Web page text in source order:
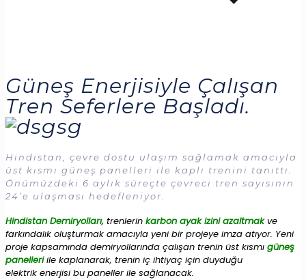
Güneş Enerjisiyle Çalışan
Tren Seferlere Başladı.
Hindistan, çevre dostu ulaşım sağlamak amacıyla
üst kısmı güneş panelleri ile kaplı trenini tanıttı.
Önümüzdeki 6 aylık süreçte çevreci tren sayısının
24’e ulaşması hedefleniyor.
Hindistan Demiryolları, trenlerin karbon ayak izini azaltmakve
farkındalık oluşturmak amacıyla yeni bir projeye imza atıyor. Yeni
proje kapsamında demiryollarında çalışan trenin üst kısmı güneş
panelleriile kaplanarak, trenin iç ihtiyaç için duyduğu
elektrik enerjisi bu paneller ile sağlanacak.